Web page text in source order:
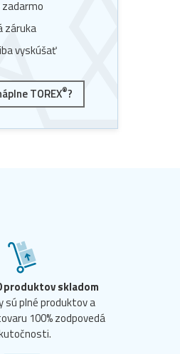
záruka
vyskúšať
TOREX®?
produktov skladom
sú plné produktov a
100% zodpovedá